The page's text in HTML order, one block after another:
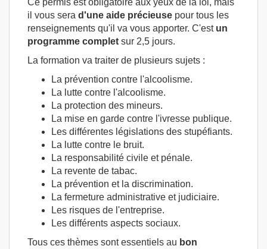
il vous sera d'une aide précieuse pour tous les
renseignements qu'il va vous apporter. C'estun
programme complet sur 2,5 jours.
La formation va traiter de plusieurs sujets :
La prévention contre l'alcoolisme.
La lutte contre l'alcoolisme.
La protection des mineurs.
La mise en garde contre l'ivresse publique.
Les différentes législations des stupéfiants.
La lutte contre le bruit.
La responsabilité civile et pénale.
La revente de tabac.
La prévention et la discrimination.
La fermeture administrative et judiciaire.
Les risques de l'entreprise.
Les différents aspects sociaux.
Tous ces thèmes sont essentiels au bon